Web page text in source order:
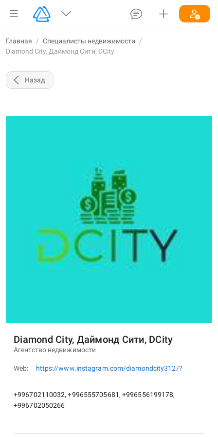
Главная / Специалисты недвижимости
/
Diamond City, Даймонд Сити, DCity
Назад
Diamond City, Даймонд Сити, DCity
Агентство недвижимости
Web https://www.instagram.com/diamondcity312/?
+996702110032, +996555705681, +996556199178,
+996702050266